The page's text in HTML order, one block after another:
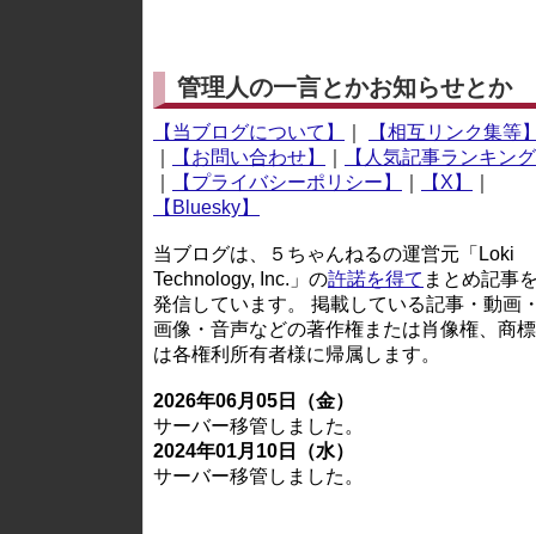
※アドブロック等の広告非表示プラグインやアドオン
管理人の一言とかお知らせとか
【当ブログについて】
【相互リンク集等】
【お問い合わせ】
【人気記事ランキング
【プライバシーポリシー】 【X】
【Bluesky】
当ブログは、５ちゃんねるの運営元「Loki
Technology, Inc.」の許諾を得て まとめ記事を
発信しています。 掲載している記事・動画・
画像・音声などの著作権または肖像権、商
は各権利所有者様に帰属します。
2026年06月05日（金）
サーバー移管しました。
2024年01月10日（水）
サーバー移管しました。